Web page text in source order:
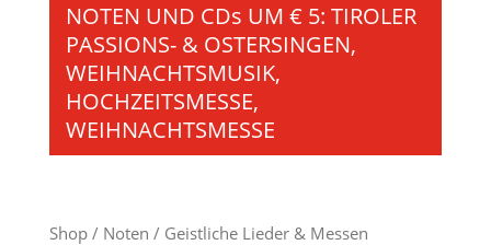
NOTEN UND CDs UM € 5: TIROLER
PASSIONS- & OSTERSINGEN,
WEIHNACHTSMUSIK,
HOCHZEITSMESSE,
WEIHNACHTSMESSE
Shop/ Noten / Geistliche Lieder & Messen